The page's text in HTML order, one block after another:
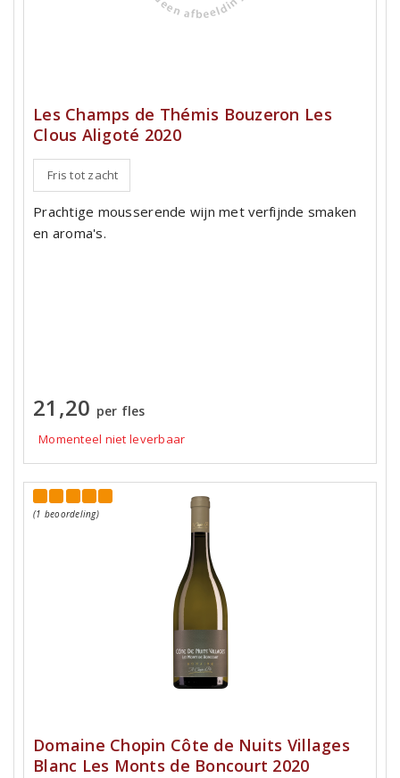
Les Champs de Thémis Bouzeron Les
Clous Aligoté 2020
Fris tot zacht
Prachtige mousserende wijn met verfijnde smaken
en aroma's.
21,20 per fles
Momenteel niet leverbaar
(1 beoordeling)
Domaine Chopin Côte de Nuits Villages
Blanc Les Monts de Boncourt 2020